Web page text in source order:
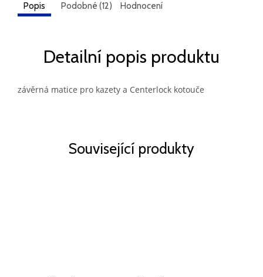
Související produkty
Popis Podobné (12) Hodnocení
Detailní popis produktu
závěrná matice pro kazety a Centerlock kotouče